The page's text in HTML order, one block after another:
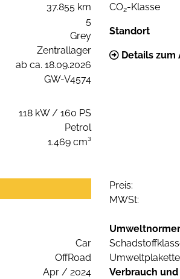
37.855 km
5
Grey
Zentrallager
ab ca. 18.09.2026
GW-V4574
118 kW / 160 PS
Petrol
1.469 cm³
CO2-Klasse
Standort
Details zum
Preis:
MWSt:
Car
OffRoad
Apr / 2024
Umweltplakette
Verbrauch und